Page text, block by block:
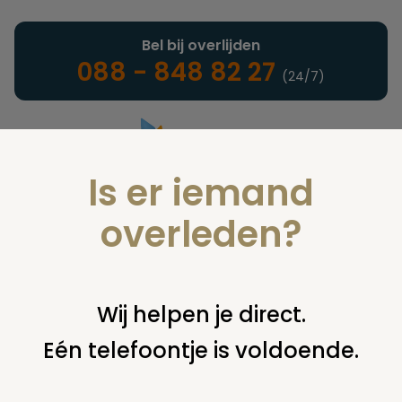
Landelijke uitvaartonderneming
Bel bij overlijden
088 - 848 82 27 (24/7)
U bent hier: home juridisch begraven grafsteen /
verzakken graf ouders; zelf ophogen?
Is er iemand
overleden?
Wij helpen je direct.
Eén telefoontje is voldoende.